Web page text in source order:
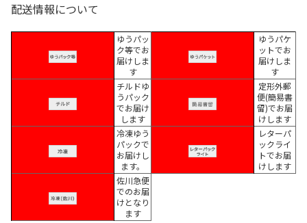
配送情報について
ゆうパッ
ク等でお
届けしま
す
ゆうパケ
ットでお
届けしま
す
チルドゆ
うパック
でお届け
します
定形外郵
便(簡易書
留)でお届
けします
冷凍ゆう
パックで
お届けし
ます。
レターパ
ックライ
トでお届
けします
佐川急便
でのお届
けとなり
ます